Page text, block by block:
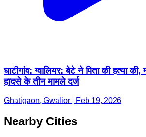
घाटीगांव: ग्वालियर: बेटे ने पिता की हत्या
हादसे के तीन मामले दर्ज
Ghatigaon, Gwalior | Feb 19, 2026
Nearby Cities